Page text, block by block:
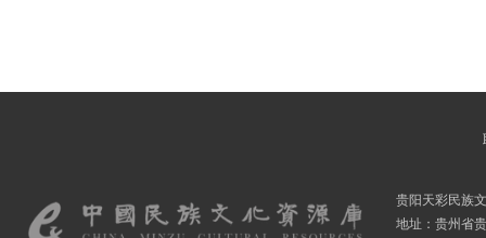
贵阳天彩民族
地址：贵州省